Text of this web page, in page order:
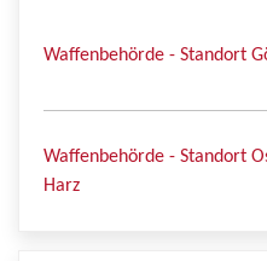
Waffenbehörde - Standort
Waffenbehörde - Standort
Harz